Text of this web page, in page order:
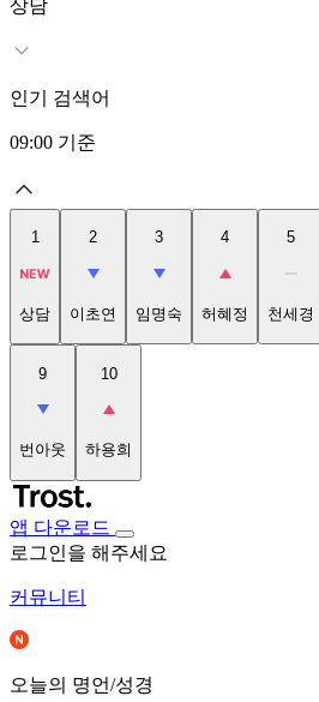
상담
인기 검색어
09:00 기준
1
상담
2
이초연
3
임명숙
4
허혜정
5
천세경
9
번아웃
10
하용희
앱 다운로드
로그인을 해주세요
커뮤니티
오늘의 명언/성경